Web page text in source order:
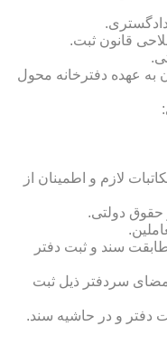
به عهده دفترخانه محول
لازم و اطمینان از
سند و ثبت دفتر
سردفتر ذیل ثبت